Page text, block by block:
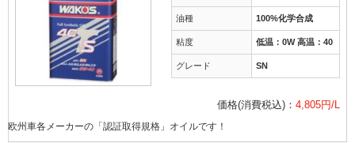
油種 100%化学合成
粘度 低温：0W 高温：40
グレード SN
価格(消費税込)： 4,805円/L
欧州車各メーカーの「認証取得規格」オイルです！